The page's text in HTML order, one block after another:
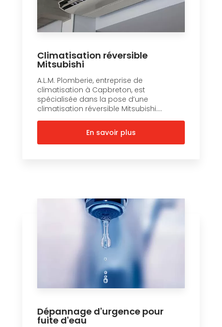
Climatisation réversible
Mitsubishi
A.L.M. Plomberie, entreprise de
climatisation à Capbreton, est
spécialisée dans la pose d’une
climatisation réversible Mitsubishi....
En savoir plus
Dépannage d'urgence pour
fuite d'eau